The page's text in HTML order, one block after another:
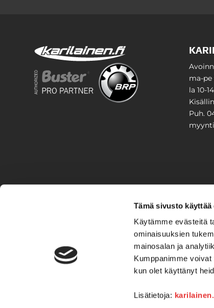
Tämä sivusto käyttää
Käytämme evästeitä
ominaisuuksien
mainosalan ja
Kumppanimme
kun olet käyttänyt
Lisätietoja:
ma-pe
la 10-14
Puh.
PIHA
Stiga
Veneet
Kelkat